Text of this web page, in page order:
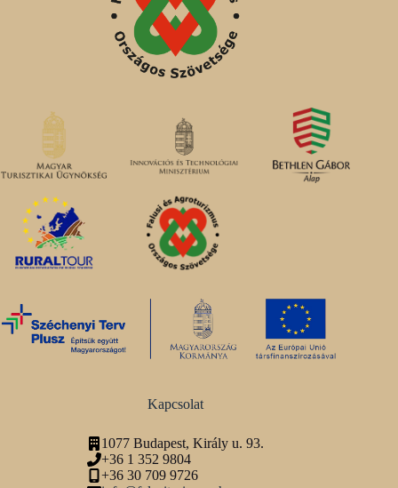
Kapcsolat
1077 Budapest, Király u. 93.
+36 1 352 9804
+36 30 709 9726